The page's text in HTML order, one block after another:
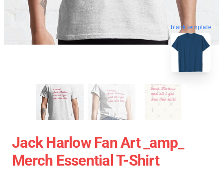
blank template
Jack Harlow Fan Art _amp_
Merch Essential T-Shirt